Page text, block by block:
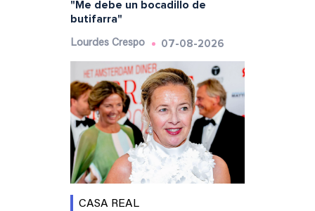
"Me debe un bocadillo de
butifarra"
Lourdes Crespo 07-08-2026
CASA REAL